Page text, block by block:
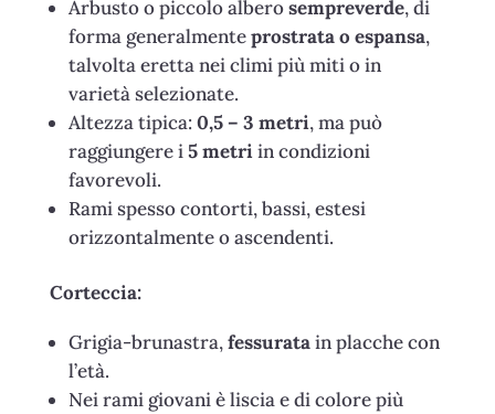
Arbusto o piccolo alberosempreverde, di
forma generalmenteprostrata o espansa,
talvolta eretta nei climi più miti o in
varietà selezionate.
Altezza tipica: 0,5 – 3 metri, ma può
raggiungere i5 metriin condizioni
favorevoli.
Rami spesso contorti, bassi, estesi
orizzontalmente o ascendenti.
Corteccia:
Grigia-brunastra,fessuratain placche con
l’età.
Nei rami giovani è liscia e di colore più